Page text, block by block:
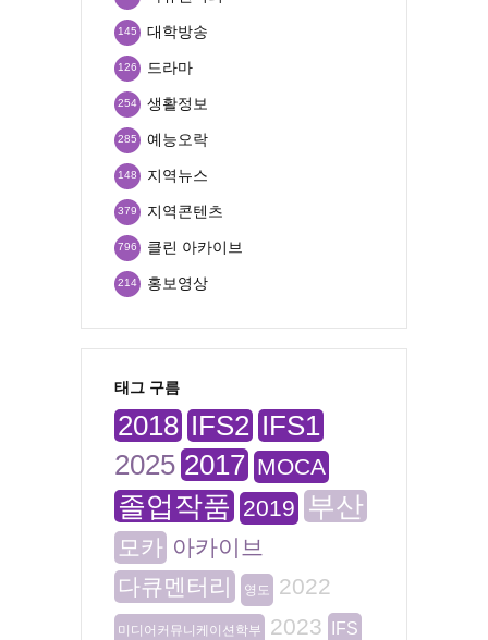
대학방송
145
드라마
126
생활정보
254
예능오락
285
지역뉴스
148
지역콘텐츠
379
클린 아카이브
796
홍보영상
214
태그 구름
2018 IFS2 IFS1
2025 2017 MOCA
졸업작품 2019 부산
모카 아카이브
다큐멘터리
영도 2022
미디어커뮤니케이션학부 2023 IFS